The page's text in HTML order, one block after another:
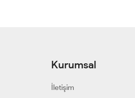
Kurumsal
İletişim